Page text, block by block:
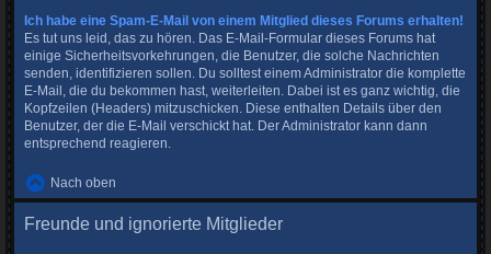
Ich habe eine Spam-E-Mail von einem Mitglied dieses Forums erhalten!
Es tut uns leid, das zu hören. Das E-Mail-Formular dieses Forums hat
einige Sicherheitsvorkehrungen, die Benutzer, die solche Nachrichten
senden, identifizieren sollen. Du solltest einem Administrator die komplette
E-Mail, die du bekommen hast, weiterleiten. Dabei ist es ganz wichtig, die
Kopfzeilen (Headers) mitzuschicken. Diese enthalten Details über den
Benutzer, der die E-Mail verschickt hat. Der Administrator kann dann
entsprechend reagieren.
Nach oben
Freunde und ignorierte Mitglieder